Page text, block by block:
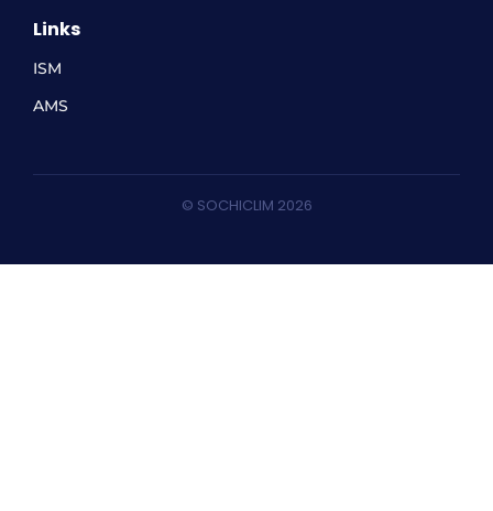
Links
ISM
AMS
© SOCHICLIM 2026